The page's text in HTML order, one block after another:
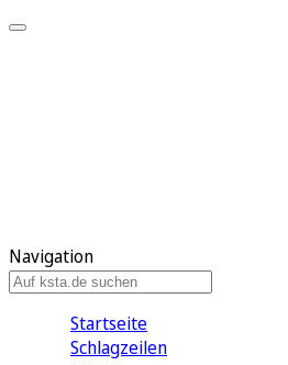
Navigation
Startseite
Schlagzeilen